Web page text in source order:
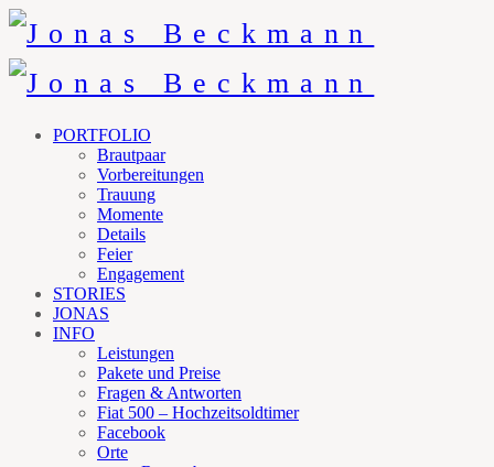
PORTFOLIO
Brautpaar
Vorbereitungen
Trauung
Momente
Details
Feier
Engagement
STORIES
JONAS
INFO
Leistungen
Pakete und Preise
Fragen & Antworten
Fiat 500 – Hochzeitsoldtimer
Facebook
Orte